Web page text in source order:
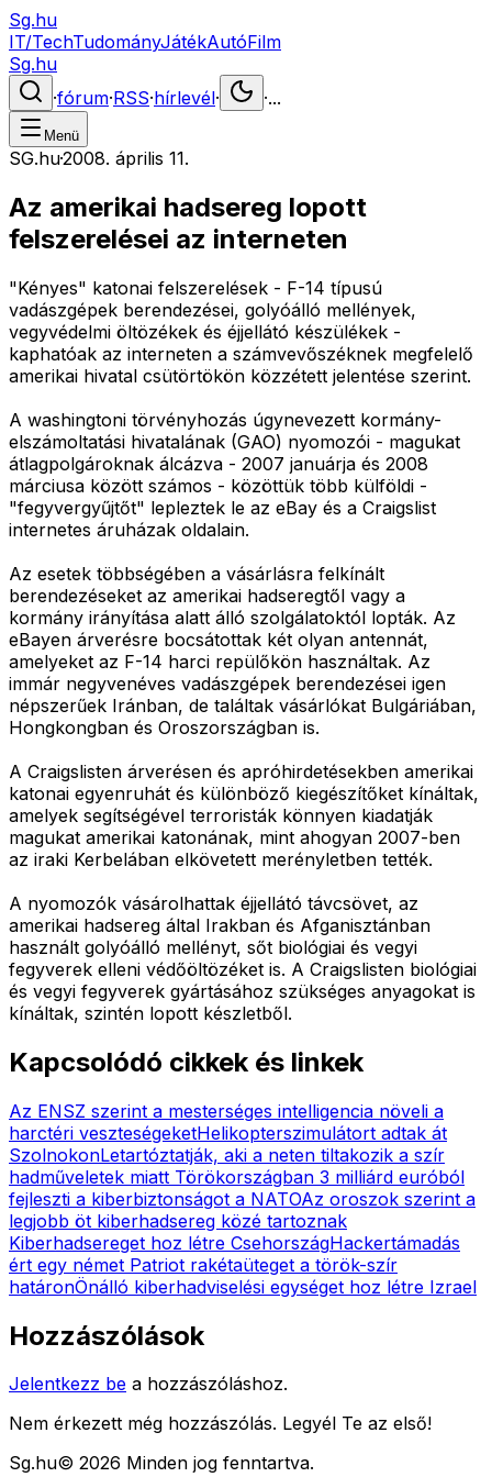
Sg.hu
IT/TechTudományJátékAutóFilm
Sg.hu
·fórum·RSS·hírlevél· ·...
Menü
SG.hu·2008. április 11.
Az amerikai hadsereg lopott
felszerelései az interneten
"Kényes" katonai felszerelések - F-14 típusú
vadászgépek berendezései, golyóálló mellények,
vegyvédelmi öltözékek és éjjellátó készülékek -
kaphatóak az interneten a számvevőszéknek megfelelő
amerikai hivatal csütörtökön közzétett jelentése szerint.
A washingtoni törvényhozás úgynevezett kormány-
elszámoltatási hivatalának (GAO) nyomozói - magukat
átlagpolgároknak álcázva - 2007 januárja és 2008
márciusa között számos - közöttük több külföldi -
"fegyvergyűjtőt" lepleztek le az eBay és a Craigslist
internetes áruházak oldalain.
Az esetek többségében a vásárlásra felkínált
berendezéseket az amerikai hadseregtől vagy a
kormány irányítása alatt álló szolgálatoktól lopták. Az
eBayen árverésre bocsátottak két olyan antennát,
amelyeket az F-14 harci repülőkön használtak. Az
immár negyvenéves vadászgépek berendezései igen
népszerűek Iránban, de találtak vásárlókat Bulgáriában,
Hongkongban és Oroszországban is.
A Craigslisten árverésen és apróhirdetésekben amerikai
katonai egyenruhát és különböző kiegészítőket kínáltak,
amelyek segítségével terroristák könnyen kiadatják
magukat amerikai katonának, mint ahogyan 2007-ben
az iraki Kerbelában elkövetett merényletben tették.
A nyomozók vásárolhattak éjjellátó távcsövet, az
amerikai hadsereg által Irakban és Afganisztánban
használt golyóálló mellényt, sőt biológiai és vegyi
fegyverek elleni védőöltözéket is. A Craigslisten biológiai
és vegyi fegyverek gyártásához szükséges anyagokat is
kínáltak, szintén lopott készletből.
Kapcsolódó cikkek és linkek
Az ENSZ szerint a mesterséges intelligencia növeli a
harctéri veszteségeketHelikopterszimulátort adtak át
SzolnokonLetartóztatják, aki a neten tiltakozik a szír
hadműveletek miatt Törökországban 3 milliárd euróból
fejleszti a kiberbiztonságot a NATOAz oroszok szerint a
legjobb öt kiberhadsereg közé tartoznak
Kiberhadsereget hoz létre CsehországHackertámadás
ért egy német Patriot rakétaüteget a török-szír
határonÖnálló kiberhadviselési egységet hoz létre Izrael
Hozzászólások
Jelentkezz be a hozzászóláshoz.
Nem érkezett még hozzászólás. Legyél Te az első!
Sg.hu© 2026 Minden jog fenntartva.